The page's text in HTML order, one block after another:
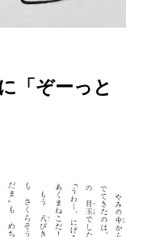
「ぞーっと